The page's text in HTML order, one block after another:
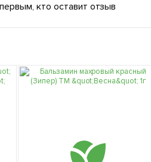
кто оставит отзыв